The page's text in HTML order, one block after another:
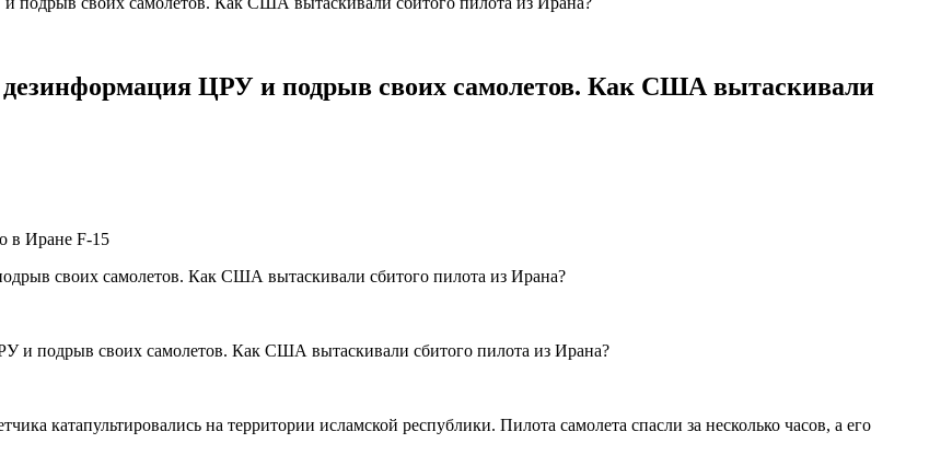
дезинформация ЦРУ и подрыв своих самолетов. Как США вытаскивали
в Иране F-15
катапультировались на территории исламской республики. Пилота самолета спасли за несколько часов, а его